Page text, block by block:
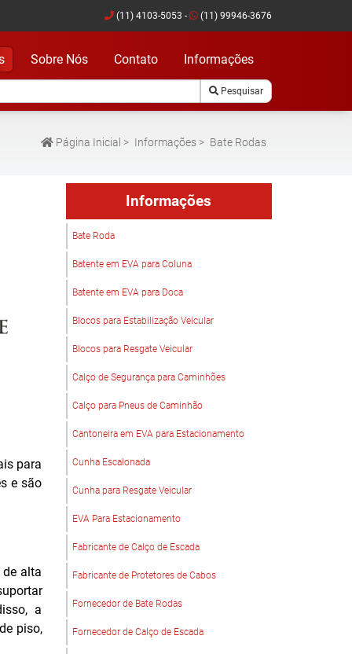
(11) 4103-5053 - (11) 99946-3676
Sobre Nós Contato Informações
Pesquisar
Página Inicial > Informações > Bate Rodas
para
e são
alta
a
piso,
Informações
Bate Roda
Batente em EVA para Coluna
Batente em EVA para Doca
Blocos para Estabilização Veicular
Blocos para Resgate Veicular
Calço de Segurança para Caminhões
Calço para Pneus de Caminhão
Cantoneira em EVA para Estacionamento
Cunha Escalonada
Cunha para Resgate Veicular
EVA Para Estacionamento
Fabricante de Calço de Escada
Fabricante de Protetores de Cabos
Fornecedor de Bate Rodas
Fornecedor de Calço de Escada